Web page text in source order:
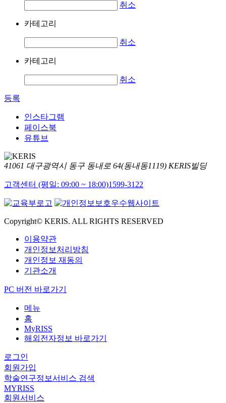
취소
카테고리
취소
카테고리
취소
등록
인스타그램
페이스북
유튜브
41061 대구광역시 동구 동내로 64(동내동1119) KERIS빌딩
고객센터 (평일: 09:00 ~ 18:00)1599-3122
Copyright© KERIS. ALL RIGHTS RESERVED
이용약관
개인정보처리방침
개인정보 재동의
기관소개
PC 버전 바로가기
메뉴
홈
MyRISS
해외전자정보 바로가기
로그인
회원가입
학술연구정보서비스 검색
MYRISS
회원서비스